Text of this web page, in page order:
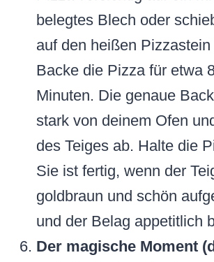
belegtes Blech oder
auf den heißen Pizzastein
Backe die Pizza für etwa
Minuten. Die genaue
stark von deinem Ofen
des Teiges ab. Halte die
Sie ist fertig, wenn der
goldbraun und schön
und der Belag appetitlich
Der magische Moment